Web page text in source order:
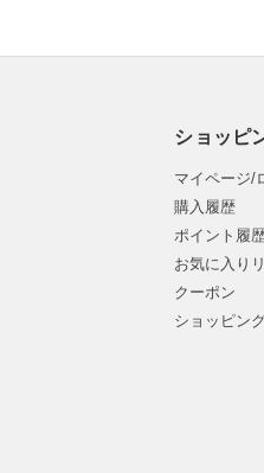
ショッピ
マイページ/
購入履歴
ポイント履
お気に入り
クーポン
ショッピン